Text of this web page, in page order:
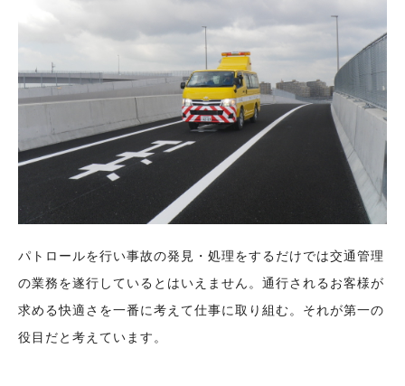
パトロールを行い事故の発見・処理をするだけでは交通管理
の業務を遂行しているとはいえません。 通行されるお客様が
求める快適さを一番に考えて仕事に取り組む。 それが第一の
役目だと考えています。